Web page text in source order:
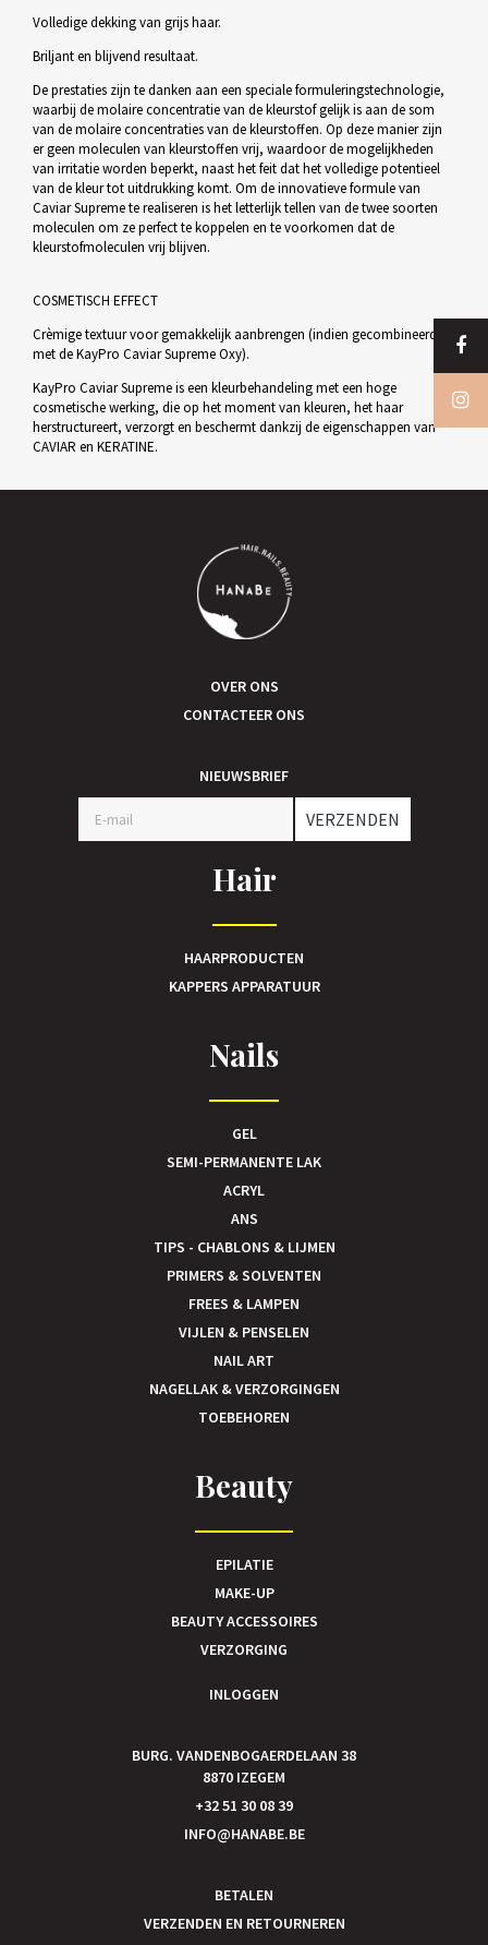
Volledige dekking van grijs haar.
Briljant en blijvend resultaat.
De prestaties zijn te danken aan een speciale formuleringstechnologie,
waarbij de molaire concentratie van de kleurstof gelijk is aan de som
van de molaire concentraties van de kleurstoffen. Op deze manier zijn
er geen moleculen van kleurstoffen vrij, waardoor de mogelijkheden
van irritatie worden beperkt, naast het feit dat het volledige potentieel
van de kleur tot uitdrukking komt. Om de innovatieve formule van
Caviar Supreme te realiseren is het letterlijk tellen van de twee soorten
moleculen om ze perfect te koppelen en te voorkomen dat de
kleurstofmoleculen vrij blijven.
COSMETISCH EFFECT
Crèmige textuur voor gemakkelijk aanbrengen (indien gecombineerd
met de KayPro Caviar Supreme Oxy).
KayPro Caviar Supreme is een kleurbehandeling met een hoge
cosmetische werking, die op het moment van kleuren, het haar
herstructureert, verzorgt en beschermt dankzij de eigenschappen van
CAVIAR en KERATINE.
OVER ONS
CONTACTEER ONS
NIEUWSBRIEF
VERZENDEN
Hair
HAARPRODUCTEN
KAPPERS APPARATUUR
Nails
GEL
SEMI-PERMANENTE LAK
ACRYL
ANS
TIPS - CHABLONS & LIJMEN
PRIMERS & SOLVENTEN
FREES & LAMPEN
VIJLEN & PENSELEN
NAIL ART
NAGELLAK & VERZORGINGEN
TOEBEHOREN
Beauty
EPILATIE
MAKE-UP
BEAUTY ACCESSOIRES
VERZORGING
INLOGGEN
BURG. VANDENBOGAERDELAAN 38
8870 IZEGEM
+32 51 30 08 39
INFO@HANABE.BE
BETALEN
VERZENDEN EN RETOURNEREN